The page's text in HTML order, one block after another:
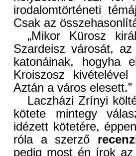
irodalomtörténeti
Csak az
„Mikor Kürosz
Szardeisz városát,
katonáinak, hogyha
Kroiszosz
Aztán a város elesett.”
Laczházi Zrínyi
kötete mintegy
idézett kötetére,
róla a szerző
pedig most én írok